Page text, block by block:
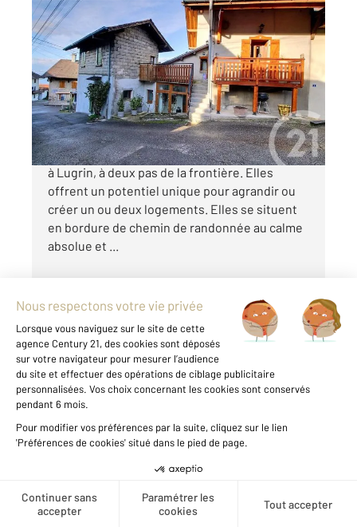
Créer une alerte
LUGRIN 74
150 m , 4 pièces
Ref : 155945
Maison à vendre
420 000 €
Découvrez ces charmantes maisons de village
à Lugrin, à deux pas de la frontière. Elles
offrent un potentiel unique pour agrandir ou
créer un ou deux logements. Elles se situent
en bordure de chemin de randonnée au calme
absolue et ...
Voir le détail du bien